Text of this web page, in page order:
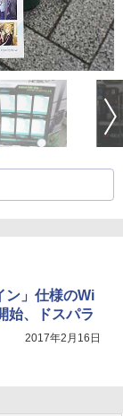
ン」仕様のWi
始、ドスパラ
2017年2月16日